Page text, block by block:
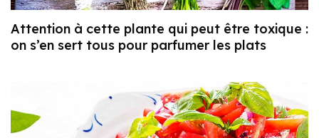
Attention à cette plante qui peut être toxique :
on s’en sert tous pour parfumer les plats